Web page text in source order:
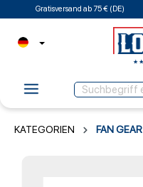
Gratisversand ab 75 € (DE)
KATEGORIEN FAN GEAR